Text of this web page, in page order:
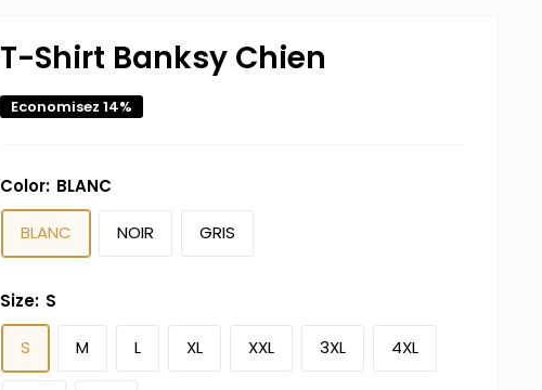
T-Shirt Banksy Chien
Economisez 14%
Color: BLANC
BLANC NOIR GRIS
Size: S
S M L XL XXL 3XL 4XL